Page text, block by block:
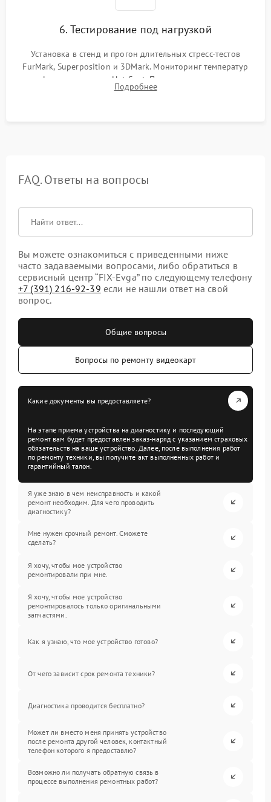
6. Тестирование под нагрузкой
Установка в стенд и прогон длительных стресс-тестов
FurMark, Superposition и 3DMark. Мониторинг температур
графического чипа и Hot Spot. Проверка на отсутствие
артефактов изображения, вылетов драйвера и зависаний.
Подробнее
FAQ. Ответы на вопросы
Вы можете ознакомиться с приведенными ниже
часто задаваемыми вопросами, либо обратиться в
сервисный центр “FIX-Evga” по следующему телефону
+7 (391) 216-92-39 если не нашли ответ на свой
вопрос.
Общие вопросы
Вопросы по ремонту видеокарт
Какие документы вы предоставляете?
На этапе приема устройства на диагностику и последующий
ремонт вам будет предоставлен заказ-наряд с указанием страховых
обязательств на ваше устройство. Далее, после выполнения работ
по ремонту техники, вы получите акт выполненных работ и
гарантийный талон.
Я уже знаю в чем неисправность и какой
ремонт необходим. Для чего проводить
диагностику?
Мне нужен срочный ремонт. Сможете
сделать?
Я хочу, чтобы мое устройство
ремонтировали при мне.
Я хочу, чтобы мое устройство
ремонтировалось только оригинальными
запчастями.
Как я узнаю, что мое устройство готово?
От чего зависит срок ремонта техники?
Диагностика проводится бесплатно?
Может ли вместо меня принять устройство
после ремонта другой человек, контактный
телефон которого я предоставлю?
Возможно ли получать обратную связь в
процессе выполнения ремонтных работ?